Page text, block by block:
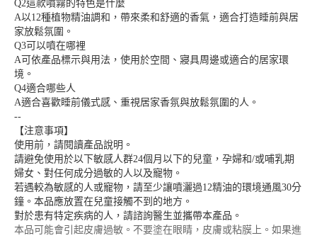
Q2這款噴霧的特色是什麼
A以12種植物精油調和，帶來柔和舒適的香氣，適合打造睡前與居
家放鬆氛圍。
Q3可以噴在哪裡
A可依產品標示與用法，使用於空間、寢具周邊或適合的居家環
境。
Q4適合哪些人
A適合喜歡睡前儀式感、重視居家香氛與放鬆氛圍的人。
--
【注意事項】
使用前，請閱讀產品說明。
請避免使用於以下敏感人群24個月以下的兒童，孕婦和/或哺乳期
婦女、對任何成分過敏的人以及寵物。
若遇較為敏感的人或寵物，請至少讓噴灑過12精油的環境通風30分
鐘。本品應放置在兒童接觸不到的地方。
對於患有特定疾病的人，請諮詢醫生並攜帶本產品。
本品可能會引起皮膚過敏。不要塗在眼睛，皮膚或粘膜上。如果進